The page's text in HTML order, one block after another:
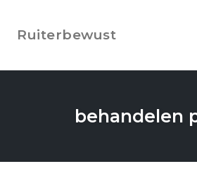
content
Ruiterbewust
behandelen